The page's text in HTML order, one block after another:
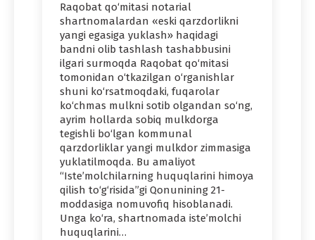
Raqobat qo‘mitasi notarial
shartnomalardan «eski qarzdorlikni
yangi egasiga yuklash» haqidagi
bandni olib tashlash tashabbusini
ilgari surmoqda Raqobat qo‘mitasi
tomonidan o‘tkazilgan o‘rganishlar
shuni ko‘rsatmoqdaki, fuqarolar
ko‘chmas mulkni sotib olgandan so‘ng,
ayrim hollarda sobiq mulkdorga
tegishli bo‘lgan kommunal
qarzdorliklar yangi mulkdor zimmasiga
yuklatilmoqda. Bu amaliyot
“Iste’molchilarning huquqlarini himoya
qilish to‘g‘risida”gi Qonunining 21-
moddasiga nomuvofiq hisoblanadi.
Unga ko‘ra, shartnomada iste’molchi
huquqlarini…